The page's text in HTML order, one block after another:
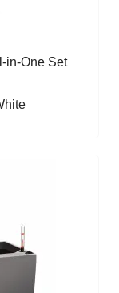
in-One Set